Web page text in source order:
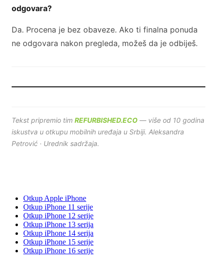
odgovara?
Da. Procena je bez obaveze. Ako ti finalna ponuda
ne odgovara nakon pregleda, možeš da je odbiješ.
Tekst pripremio tim REFURBISHED.ECO — više od 10 godina
iskustva u otkupu mobilnih uređaja u Srbiji. Aleksandra
Petrović · Urednik sadržaja.
Otkup Apple iPhone
Otkup iPhone 11 serije
Otkup iPhone 12 serije
Otkup iPhone 13 serija
Otkup iPhone 14 serija
Otkup iPhone 15 serije
Otkup iPhone 16 serije